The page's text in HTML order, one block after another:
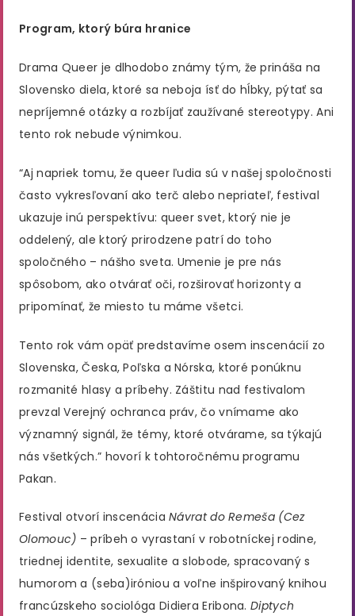
Program, ktorý búra hranice
Drama Queer je dlhodobo známy tým, že prináša na
Slovensko diela, ktoré sa neboja ísť do hĺbky, pýtať sa
nepríjemné otázky a rozbíjať zaužívané stereotypy. Ani
tento rok nebude výnimkou.
“Aj napriek tomu, že queer ľudia sú v našej spoločnosti
často vykresľovaní ako terč alebo nepriateľ, festival
ukazuje inú perspektívu: queer svet, ktorý nie je
oddelený, ale ktorý prirodzene patrí do toho
spoločného – nášho sveta. Umenie je pre nás
spôsobom, ako otvárať oči, rozširovať horizonty a
pripomínať, že miesto tu máme všetci.
Tento rok vám opäť predstavíme osem inscenácií zo
Slovenska, Česka, Poľska a Nórska, ktoré ponúknu
rozmanité hlasy a príbehy. Záštitu nad festivalom
prevzal Verejný ochranca práv, čo vnímame ako
významný signál, že témy, ktoré otvárame, sa týkajú
nás všetkých.” hovorí k tohtoročnému programu
Pakan.
Festival otvorí inscenáciaNávrat do Remeša (Cez
Olomouc) – príbeh o vyrastaní v robotníckej rodine,
triednej identite, sexualite a slobode, spracovaný s
humorom a (seba)iróniou a voľne inšpirovaný knihou
francúzskeho sociológa Didiera Eribona. Diptych